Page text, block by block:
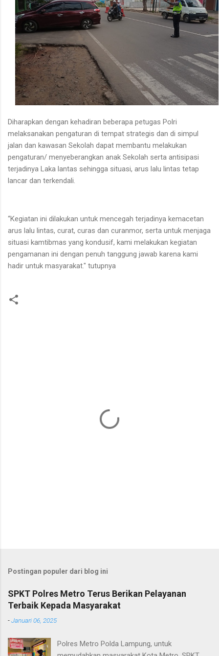
Diharapkan dengan kehadiran beberapa petugas Polri
melaksanakan pengaturan di tempat strategis dan di simpul
jalan dan kawasan Sekolah dapat membantu melakukan
pengaturan/ menyeberangkan anak Sekolah serta antisipasi
terjadinya Laka lantas sehingga situasi, arus lalu lintas tetap
lancar dan terkendali.
“Kegiatan ini dilakukan untuk mencegah terjadinya kemacetan
arus lalu lintas, curat, curas dan curanmor, serta untuk menjaga
situasi kamtibmas yang kondusif, kami melakukan kegiatan
pengamanan ini dengan penuh tanggung jawab karena kami
hadir untuk masyarakat." tutupnya
Postingan populer dari blog ini
SPKT Polres Metro Terus Berikan Pelayanan
Terbaik Kepada Masyarakat
-Januari 06, 2025
Polres Metro Polda Lampung, untuk